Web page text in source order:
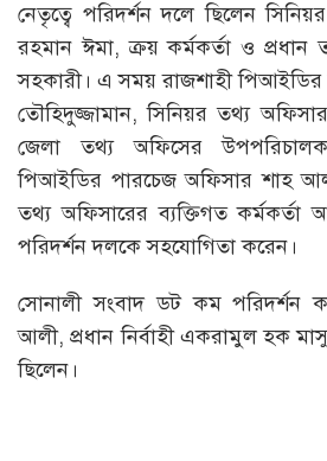
নেতৃত্বে পরিদর্শন দলে ছিলেন
রহমান ঈমা, ক্রয় কর্মকর্তা ও প্রধান
সহকারী। এ সময় রাজশাহী
তৌহিদুজ্জামান, সিনিয়র তথ্য
জেলা তথ্য অফিসের উপপরিচালক
পিআইডির পারচেজ অফিসার শাহ
তথ্য অফিসারের ব্যক্তিগত
পরিদর্শন দলকে সহযোগিতা করেন।
সোনালী সংবাদ ডট কম পরিদর্শন
আলী, প্রধান নির্বাহী একরামুল হক
ছিলেন।